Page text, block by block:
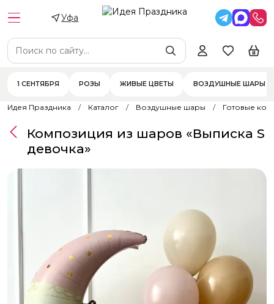
Уфа
1 СЕНТЯБРЯ РОЗЫ ЖИВЫЕ ЦВЕТЫ ВОЗДУШНЫЕ ШАРЫ
Идея Праздника Каталог Воздушные шары Готовые
Композиция из шаров «Выписка S
девочка»